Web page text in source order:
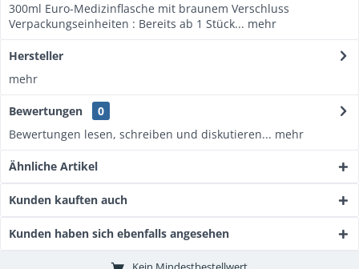
300ml Euro-Medizinflasche mit braunem Verschluss
Verpackungseinheiten : Bereits ab 1 Stück... mehr
Hersteller
mehr
Bewertungen
0
Bewertungen lesen, schreiben und diskutieren... mehr
Ähnliche Artikel
Kunden kauften auch
Kunden haben sich ebenfalls angesehen